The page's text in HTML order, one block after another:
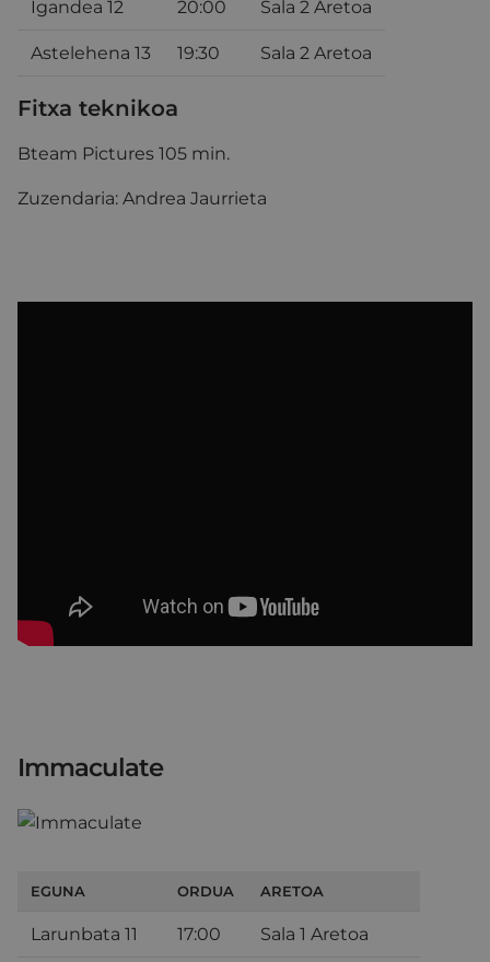
Igandea 12 20:00 Sala 2 Aretoa
Astelehena 13 19:30 Sala 2 Aretoa
Fitxa teknikoa
Bteam Pictures 105 min.
Zuzendaria: Andrea Jaurrieta
Immaculate
EGUNA ORDUA ARETOA
Larunbata 11 17:00 Sala 1 Aretoa